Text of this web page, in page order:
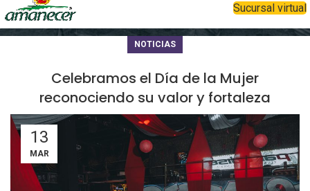
Sucursal virtual
NOTICIAS
Celebramos el Día de la Mujer
reconociendo su valor y fortaleza
13
MAR